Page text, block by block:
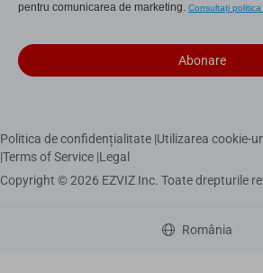
pentru comunicarea de marketing. Consultați
Abonare
Politica de confidențialitate |Utilizarea cookie-
|Terms of Service |Legal
Copyright © 2026 EZVIZ Inc. Toate drepturile
România